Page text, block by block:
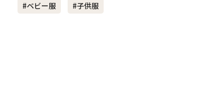
夫婦
#ベビー服
#子供服